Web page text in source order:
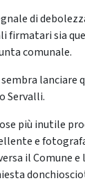
di
firmatari sia
comunale.
Servalli.
più inutile
e
il Comune e